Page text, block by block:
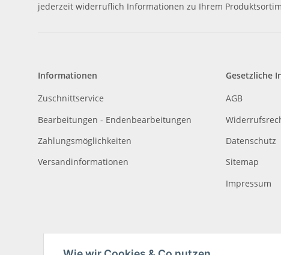
jederzeit widerruflich Informationen zu Ihrem
Informationen
Zuschnittservice
Bearbeitungen - Endenbearbeitungen
Zahlungsmöglichkeiten
Versandinformationen
Gesetzliche
AGB
Datenschutz
Sitemap
Impressum